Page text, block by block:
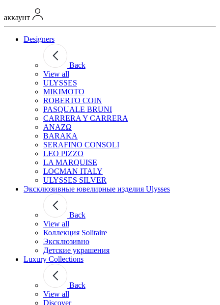
аккаунт
Designers
Back
View all
ULYSSES
MIKIMOTO
ROBERTO COIN
PASQUALE BRUNI
CARRERA Y CARRERA
ANAZΩ
BARAKA
SERAFINO CONSOLI
LEO PIZZO
LA MARQUISE
LOCMAN ITALY
ULYSSES SILVER
Эксклюзивные ювелирные изделия Ulysses
Back
View all
Коллекция Solitaire
Эксклюзивно
Детские украшения
Luxury Collections
Back
View all
Discover